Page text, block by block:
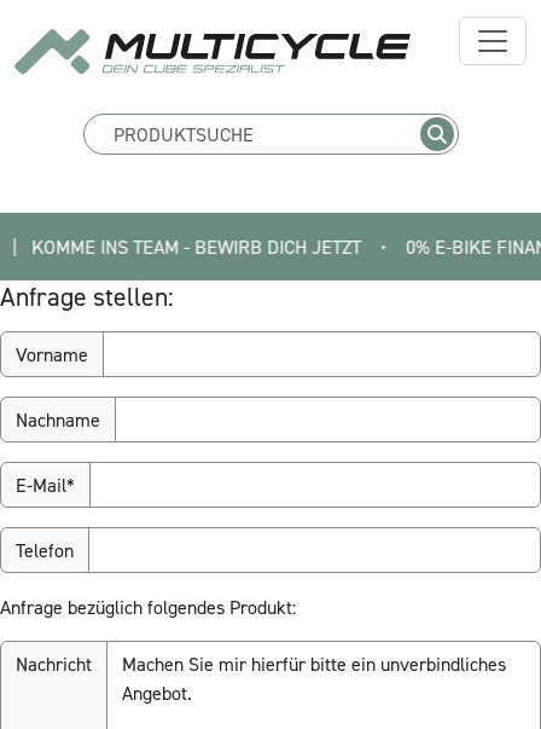
INS TEAM - BEWIRB DICH JETZT • 0% E-BIKE
Anfrage stellen:
Vorname
Nachname
E-Mail*
Telefon
Anfrage bezüglich folgendes Produkt:
Nachricht